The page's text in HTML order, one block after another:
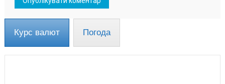
Курс валют Погода